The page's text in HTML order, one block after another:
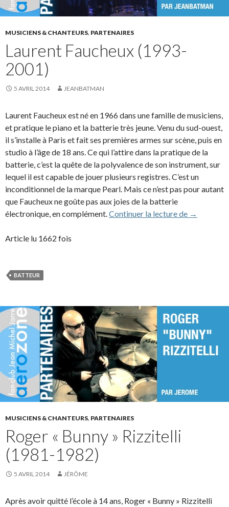
MUSICIENS & CHANTEURS, PARTENAIRES
Laurent Faucheux (1993-
2001)
5 AVRIL 2014 JEANBATMAN
Laurent Faucheux est né en 1966 dans une famille de musiciens,
et pratique le piano et la batterie très jeune. Venu du sud-ouest,
il s’installe à Paris et fait ses premières armes sur scène, puis en
studio à l’âge de 18 ans. Ce qui l’attire dans la pratique de la
batterie, c’est la quête de la polyvalence de son instrument, sur
lequel il est capable de jouer plusieurs registres. C’est un
inconditionnel de la marque Pearl. Mais ce n’est pas pour autant
que Faucheux ne goûte pas aux joies de la batterie
électronique, en complément.Continuer la lecture de Laurent
→
Article lu 1662 fois
BATTEUR
MUSICIENS & CHANTEURS, PARTENAIRES
Roger « Bunny » Rizzitelli
(1981-1982)
5 AVRIL 2014 JÉRÔME
Après avoir quitté l’école à 14 ans, Roger « Bunny » Rizzitelli